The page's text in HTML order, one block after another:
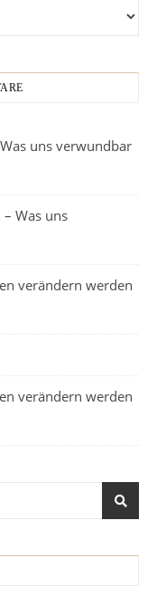
uns verwundbar
Was uns
verändern werden
verändern werden